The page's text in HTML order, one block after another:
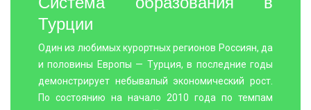
Турции
Один из любимых курортных регионов Россиян, да
и половины Европы — Турция, в последние годы
демонстрирует небывалый экономический рост.
По состоянию на начало 2010 года по темпам